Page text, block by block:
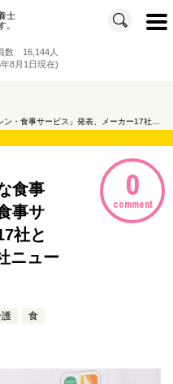
士
。
t
o
t
i
数 16,144人
8月1日現在)
食事
事サ
社と
ニュー
食
0
comment